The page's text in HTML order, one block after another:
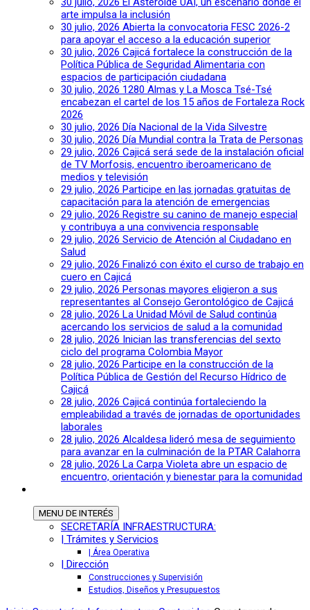
arte impulsa la inclusión
30 julio, 2026 Abierta la convocatoria FESC 2026-2
para apoyar el acceso a la educación superior
30 julio, 2026 Cajicá fortalece la construcción de la
Política Pública de Seguridad Alimentaria con
espacios de participación ciudadana
30 julio, 2026 1280 Almas y La Mosca Tsé-Tsé
encabezan el cartel de los 15 años de Fortaleza Rock
2026
30 julio, 2026 Día Nacional de la Vida Silvestre
30 julio, 2026 Día Mundial contra la Trata de Personas
29 julio, 2026 Cajicá será sede de la instalación oficial
de TV Morfosis, encuentro iberoamericano de
medios y televisión
29 julio, 2026 Participe en las jornadas gratuitas de
capacitación para la atención de emergencias
29 julio, 2026 Registre su canino de manejo especial
y contribuya a una convivencia responsable
29 julio, 2026 Servicio de Atención al Ciudadano en
Salud
29 julio, 2026 Finalizó con éxito el curso de trabajo en
cuero en Cajicá
29 julio, 2026 Personas mayores eligieron a sus
representantes al Consejo Gerontológico de Cajicá
28 julio, 2026 La Unidad Móvil de Salud continúa
acercando los servicios de salud a la comunidad
28 julio, 2026 Inician las transferencias del sexto
ciclo del programa Colombia Mayor
28 julio, 2026 Participe en la construcción de la
Política Pública de Gestión del Recurso Hídrico de
Cajicá
28 julio, 2026 Cajicá continúa fortaleciendo la
empleabilidad a través de jornadas de oportunidades
laborales
28 julio, 2026 Alcaldesa lideró mesa de seguimiento
para avanzar en la culminación de la PTAR Calahorra
28 julio, 2026 La Carpa Violeta abre un espacio de
encuentro, orientación y bienestar para la comunidad
MENU DE INTERÉS
SECRETARÍA INFRAESTRUCTURA:
| Trámites y Servicios
| Área Operativa
| Dirección
Construcciones y Supervisión
Estudios, Diseños y Presupuestos